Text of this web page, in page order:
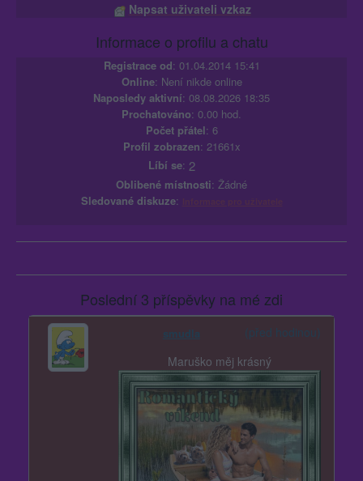
Napsat uživateli vzkaz
Informace o profilu a chatu
Registrace od: 01.04.2014 15:41
Online: Není nikde online
Naposledy aktivní: 08.08.2026 18:35
Prochatováno: 0.00 hod.
Počet přátel: 6
Profil zobrazen: 21661x
Líbí se: 2
Oblibené místnosti: Žádné
Sledované diskuze:
Poslední 3 příspěvky na mé zdi
smudla
(před hodinou)
Maruško měj krásný